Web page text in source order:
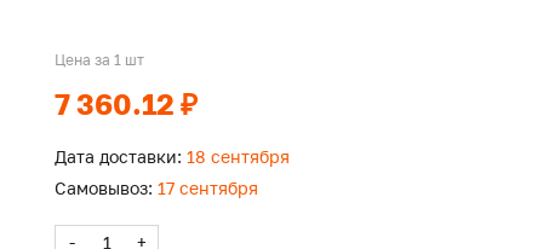
Цена за 1 шт
7 360.12 ₽
Дата доставки: 18 сентября
Самовывоз: 17 сентября
- +